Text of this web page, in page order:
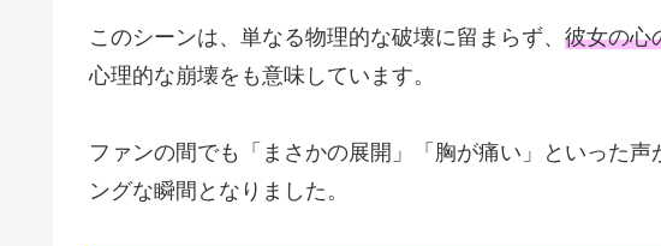
このシーンは、単なる物理的な破壊に留まらず、 彼女の心
心理的な崩壊をも意味しています。
ファンの間でも「まさかの展開」「胸が痛い」といった
ングな瞬間となりました。